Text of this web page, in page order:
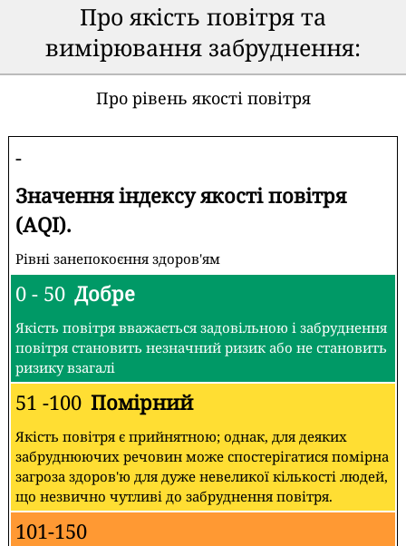
Про якість повітря та
вимірювання забруднення:
Про рівень якості повітря
-
Значення індексу якості повітря
(AQI).
Рівні занепокоєння здоров'ям
0 - 50 Добре
Якість повітря вважається задовільною і забруднення
повітря становить незначний ризик або не становить
ризику взагалі
51 -100 Помірний
Якість повітря є прийнятною; однак, для деяких
забруднюючих речовин може спостерігатися помірна
загроза здоров'ю для дуже невеликої кількості людей,
що незвично чутливі до забруднення повітря.
101-150